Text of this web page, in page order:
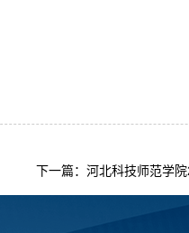
下一篇：河北科技师范学